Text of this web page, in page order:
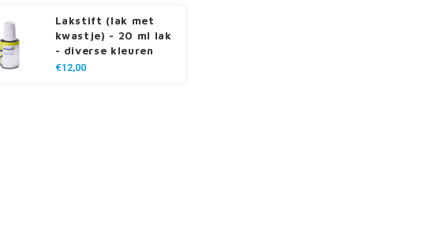
Lakstift (lak met
kwastje) - 20 ml lak
- diverse kleuren
€12,00